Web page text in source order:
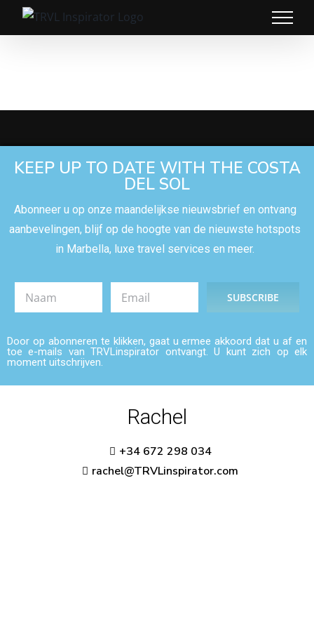
KEEP UP TO DATE WITH THE COSTA
DEL SOL
Abonneer u op onze maandelijkse nieuwsbrief en ontvang
aanbevelingen, blijf op de hoogte van de nieuwste hotspots
in Marbella, luxe travel services en meer.
Door op abonneren te klikken, gaat u ermee akkoord dat u af en
toe e-mails van TRVLinspirator ontvangt. U kunt zich op elk
moment uitschrijven.
Rachel
+34 672 298 034
rachel@TRVLinspirator.com